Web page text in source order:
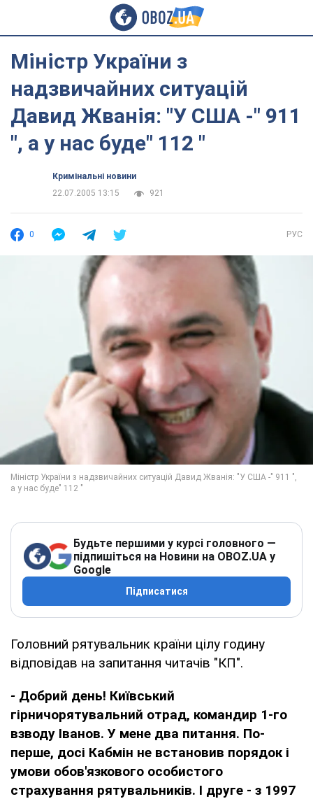
Міністр України з
надзвичайних ситуацій
Давид Жванія: "У США -" 911
", а у нас буде" 112 "
Кримінальні новини
22.07.2005 13:15
921
0 РУС
Будьте першими у курсі головного —
підпишіться на Новини на OBOZ.UA у
Google
Підписатися
Головний рятувальник країни цілу годину
відповідав на запитання читачів "КП".
- Добрий день! Київський
гірничорятувальний отрад, командир 1-го
взводу Іванов. У мене два питання. По-
перше, досі Кабмін не встановив порядок і
умови обов'язкового особистого
страхування рятувальників. І друге - з 1997